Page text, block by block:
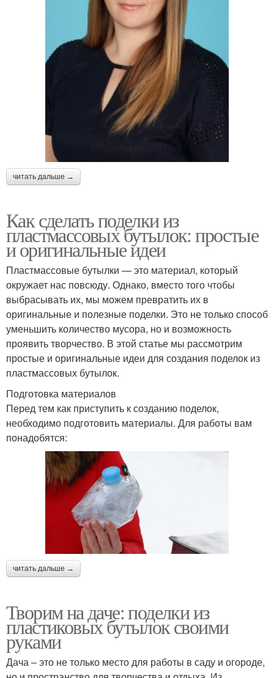
читать дальше →
Как сделать поделки из
пластмассовых бутылок: простые
и оригинальные идеи
Пластмассовые бутылки — это материал, который
окружает нас повсюду. Однако, вместо того чтобы
выбрасывать их, мы можем превратить их в
оригинальные и полезные поделки. Это не только способ
уменьшить количество мусора, но и возможность
проявить творчество. В этой статье мы рассмотрим
простые и оригинальные идеи для создания поделок из
пластмассовых бутылок.
Подготовка материалов
Перед тем как приступить к созданию поделок,
необходимо подготовить материалы. Для работы вам
понадобятся:
читать дальше →
Творим на даче: поделки из
пластиковых бутылок своими
руками
Дача – это не только место для работы в саду и огороде,